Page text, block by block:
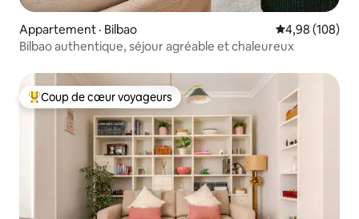
Appartement · Bilbao Note
4,98 (108)
Bilbao authentique, séjour agréable et chaleureux
Coup de cœur voyageurs parmi les plus aimés
Coup de cœur voyageurs